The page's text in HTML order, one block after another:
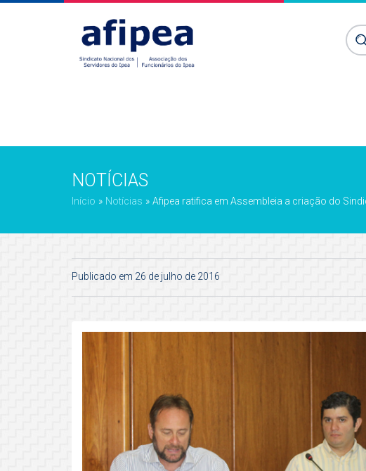
NOTÍCIAS
Início » Notícias » Afipea ratifica em Assembleia a criação do
Publicado em 26 de julho de 2016